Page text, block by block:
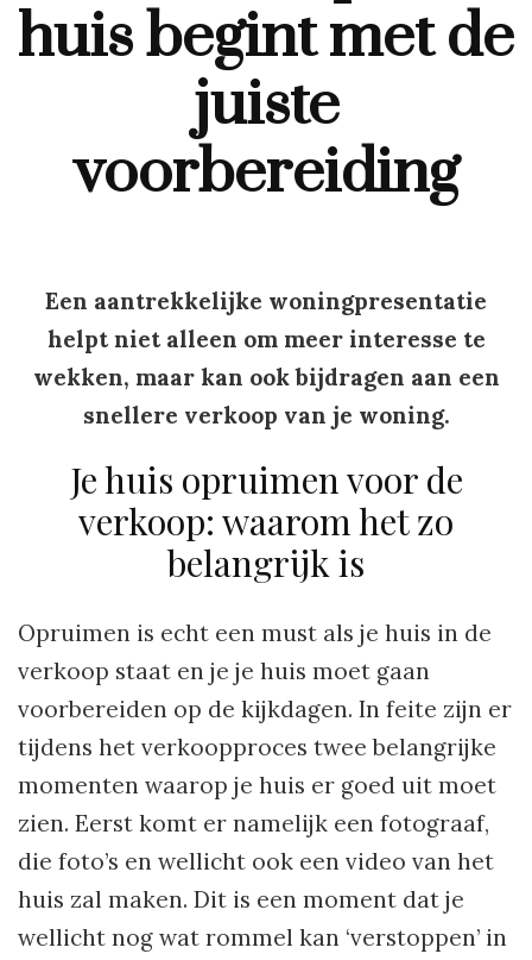
huis begint met de
juiste
voorbereiding
Een aantrekkelijke woningpresentatie
helpt niet alleen om meer interesse te
wekken, maar kan ook bijdragen aan een
snellere verkoop van je woning.
Je huis opruimen voor de
verkoop: waarom het zo
belangrijk is
Opruimen is echt een must als je huis in de
verkoop staat en je je huis moet gaan
voorbereiden op de kijkdagen. In feite zijn er
tijdens het verkoopproces twee belangrijke
momenten waarop je huis er goed uit moet
zien. Eerst komt er namelijk een fotograaf,
die foto’s en wellicht ook een video van het
huis zal maken. Dit is een moment dat je
wellicht nog wat rommel kan ‘verstoppen’ in